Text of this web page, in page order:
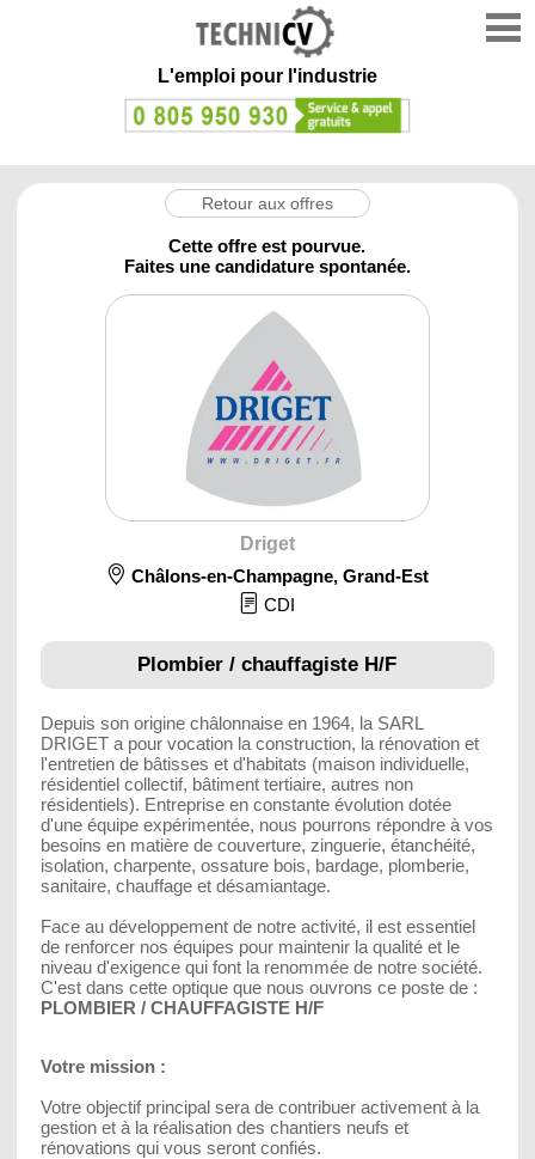
L'emploi pour l'industrie
Retour aux offres
Cette offre est pourvue.
Faites une candidature spontanée.
Driget
Châlons-en-Champagne, Grand-Est
CDI
Plombier / chauffagiste H/F
Depuis son origine châlonnaise en 1964, la SARL
DRIGET a pour vocation la construction, la rénovation et
l'entretien de bâtisses et d'habitats (maison individuelle,
résidentiel collectif, bâtiment tertiaire, autres non
résidentiels). Entreprise en constante évolution dotée
d'une équipe expérimentée, nous pourrons répondre à vos
besoins en matière de couverture, zinguerie, étanchéité,
isolation, charpente, ossature bois, bardage, plomberie,
sanitaire, chauffage et désamiantage.
Face au développement de notre activité, il est essentiel
de renforcer nos équipes pour maintenir la qualité et le
niveau d'exigence qui font la renommée de notre société.
C'est dans cette optique que nous ouvrons ce poste de :
PLOMBIER / CHAUFFAGISTE H/F
Votre mission :
Votre objectif principal sera de contribuer activement à la
gestion et à la réalisation des chantiers neufs et
rénovations qui vous seront confiés.